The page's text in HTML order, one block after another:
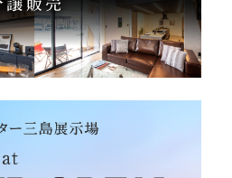
電話をかける
店・見学予約
オーナーズサイト